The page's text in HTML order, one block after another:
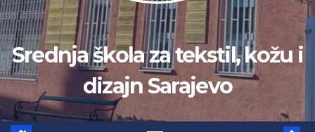
Srednja škola za tekstil, kožu i
dizajn Sarajevo